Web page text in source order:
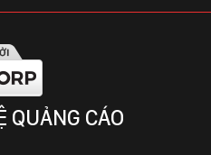
QUẢNG CÁO